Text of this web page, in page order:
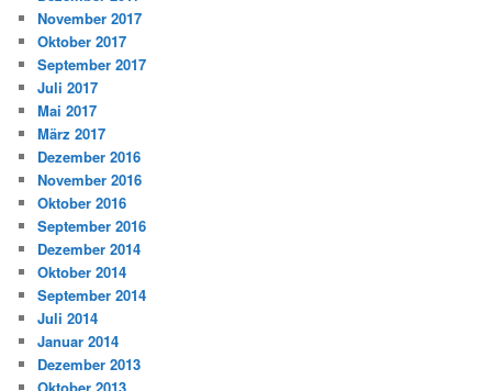
November 2017
Oktober 2017
September 2017
Juli 2017
Mai 2017
März 2017
Dezember 2016
November 2016
Oktober 2016
September 2016
Dezember 2014
Oktober 2014
September 2014
Juli 2014
Januar 2014
Dezember 2013